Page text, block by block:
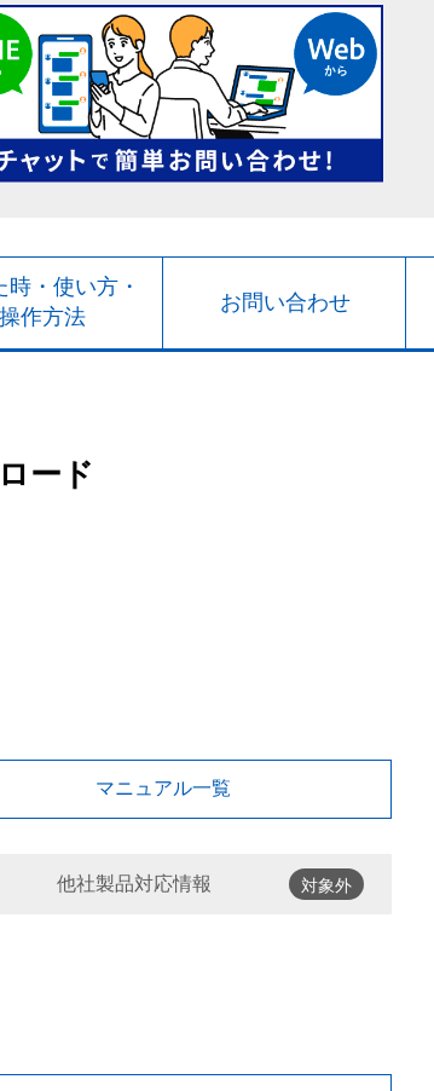
時・使い方・
操作方法
お問い合わせ
ード
マニュアル一覧
他社製品対応情報 対象外